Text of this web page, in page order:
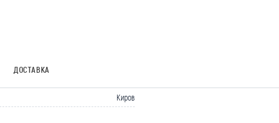
ДОСТАВКА
Киров